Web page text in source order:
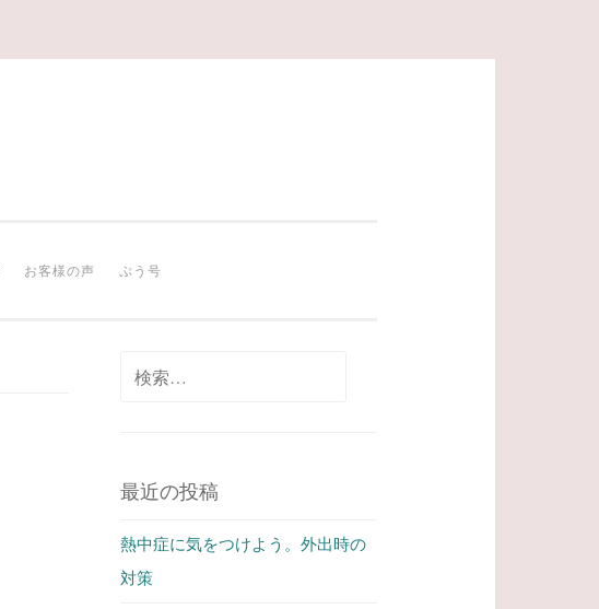
お客様の声 ぷう号
最近の投稿
熱中症に気をつけよう。外出時の
対策